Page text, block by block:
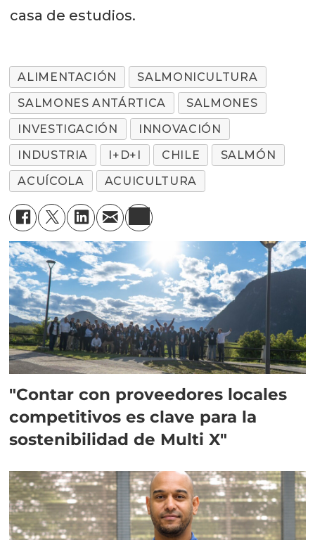
casa de estudios.
ALIMENTACIÓN
SALMONICULTURA
SALMONES ANTÁRTICA
SALMONES
INVESTIGACIÓN
INNOVACIÓN
INDUSTRIA
I+D+I CHILE
SALMÓN
ACUÍCOLA
ACUICULTURA
"Contar con proveedores locales
competitivos es clave para la
sostenibilidad de Multi X"